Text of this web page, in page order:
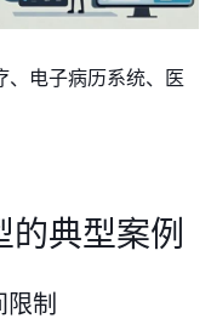
、电子病历系统、医
的典型案例
限制